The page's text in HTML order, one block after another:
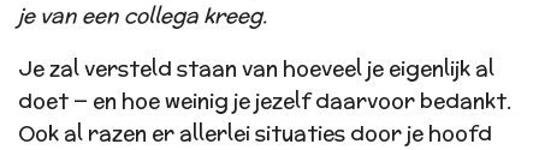
je van een collega kreeg.
Je zal versteld staan van hoeveel je eigenlijk al
doet — en hoe weinig je jezelf daarvoor bedankt.
Ook al razen er allerlei situaties door je hoofd